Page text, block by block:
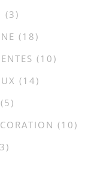
(3)
(18)
(10)
(14)
(5)
(10)